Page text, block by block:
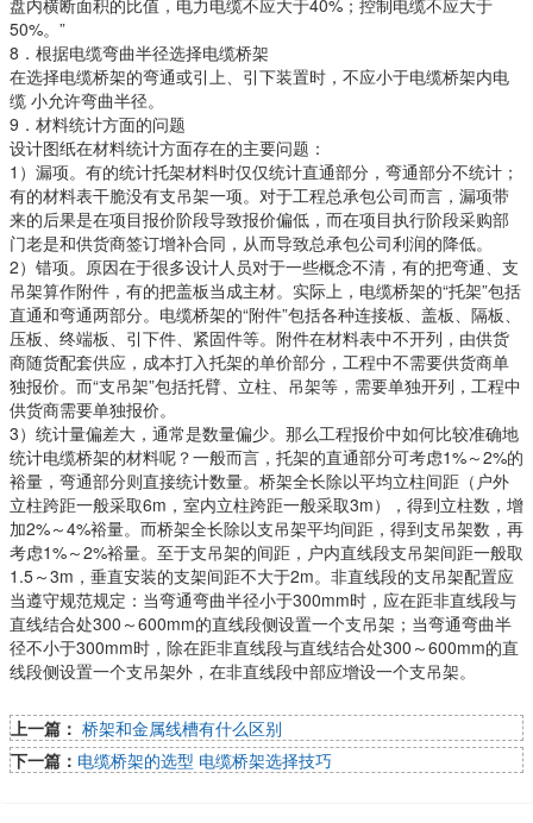
盘内横断面积的比值，电力电缆不应大于40%；控制电缆不应大于
50%。”
8．根据电缆弯曲半径选择电缆桥架
在选择电缆桥架的弯通或引上、引下装置时，不应小于电缆桥架内电
缆 小允许弯曲半径。
9．材料统计方面的问题
设计图纸在材料统计方面存在的主要问题：
1）漏项。有的统计托架材料时仅仅统计直通部分，弯通部分不统计；
有的材料表干脆没有支吊架一项。对于工程总承包公司而言，漏项带
来的后果是在项目报价阶段导致报价偏低，而在项目执行阶段采购部
门老是和供货商签订增补合同，从而导致总承包公司利润的降低。
2）错项。原因在于很多设计人员对于一些概念不清，有的把弯通、支
吊架算作附件，有的把盖板当成主材。实际上，电缆桥架的“托架”包括
直通和弯通两部分。电缆桥架的“附件”包括各种连接板、盖板、隔板、
压板、终端板、引下件、紧固件等。附件在材料表中不开列，由供货
商随货配套供应，成本打入托架的单价部分，工程中不需要供货商单
独报价。而“支吊架”包括托臂、立柱、吊架等，需要单独开列，工程中
供货商需要单独报价。
3）统计量偏差大，通常是数量偏少。那么工程报价中如何比较准确地
统计电缆桥架的材料呢？一般而言，托架的直通部分可考虑1%～2%的
裕量，弯通部分则直接统计数量。桥架全长除以平均立柱间距（户外
立柱跨距一般采取6m，室内立柱跨距一般采取3m），得到立柱数，增
加2%～4%裕量。而桥架全长除以支吊架平均间距，得到支吊架数，再
考虑1%～2%裕量。至于支吊架的间距，户内直线段支吊架间距一般取
1.5～3m，垂直安装的支架间距不大于2m。非直线段的支吊架配置应
当遵守规范规定：当弯通弯曲半径小于300mm时，应在距非直线段与
直线结合处300～600mm的直线段侧设置一个支吊架；当弯通弯曲半
径不小于300mm时，除在距非直线段与直线结合处300～600mm的直
线段侧设置一个支吊架外，在非直线段中部应增设一个支吊架。
上一篇： 桥架和金属线槽有什么区别
下一篇： 电缆桥架的选型 电缆桥架选择技巧